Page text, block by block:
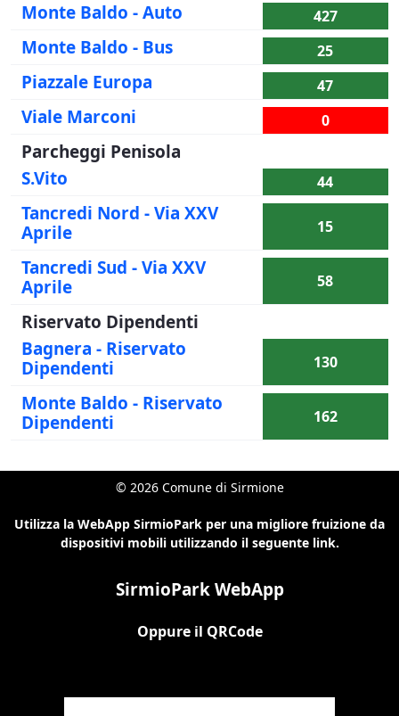
Monte Baldo - Auto 427
Monte Baldo - Bus 25
Piazzale Europa 47
Viale Marconi 0
Parcheggi Penisola
S.Vito
44
Tancredi Nord - Via XXV
Aprile
15
Tancredi Sud - Via XXV
Aprile
58
Riservato Dipendenti
Bagnera - Riservato
Dipendenti
130
Monte Baldo - Riservato
Dipendenti
162
© 2026 Comune di Sirmione
Utilizza la WebApp SirmioPark per una migliore fruizione da
dispositivi mobili utilizzando il seguente link.
SirmioPark WebApp
Oppure il QRCode